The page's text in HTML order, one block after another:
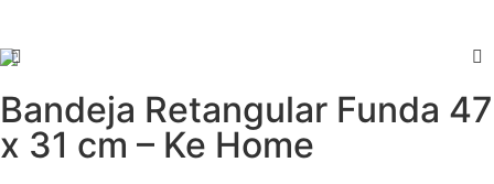
Bandeja Retangular Funda 47
x 31 cm – Ke Home